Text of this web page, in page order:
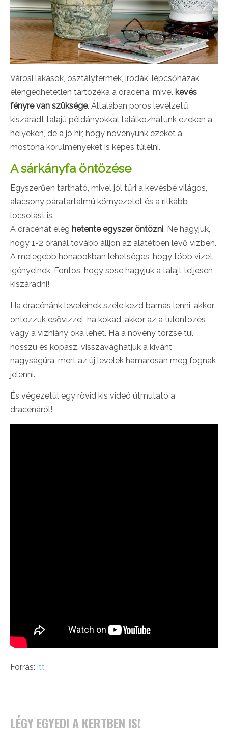
Városi lakások, osztálytermek, irodák, lépcsőházak
elengedhetetlen tartozéka a dracéna, mivel kevés
fényre van szüksége. Általában poros levélzetű,
kiszáradt talajú példányokkal találkozhatunk ezeken a
helyeken, de a jó hír, hogy növényünk ezeket a
mostoha körülményeket is képes túlélni.
A sárkányfa öntözése
Egyszerűen tartható, mivel jól tűri a kevésbé világos,
alacsony páratartalmú környezetet és a ritkább
locsolást is.
A dracénát elég hetente egyszer öntözni. Ne hagyjuk,
hogy 1-2 óránál tovább álljon az alátétben levő vízben.
A melegebb hónapokban lehetséges, hogy több vizet
igényelnek. Fontos, hogy sose hagyjuk a talajt teljesen
kiszáradni!
Ha dracénánk leveleinek széle kezd barnás lenni, akkor
öntözzük esővízzel, ha kókad, akkor az a túlöntözés
vagy a vízhiány oka lehet. Ha a növény törzse túl
hosszú és kopasz, visszavághatjuk a kívánt
nagyságúra, mert az új levelek hamarosan meg fognak
jelenni.
És végezetül egy rövid kis videó útmutató a
dracénáról!
Forrás: itt
LÉGY EGYEDI A KERTBEN IS!